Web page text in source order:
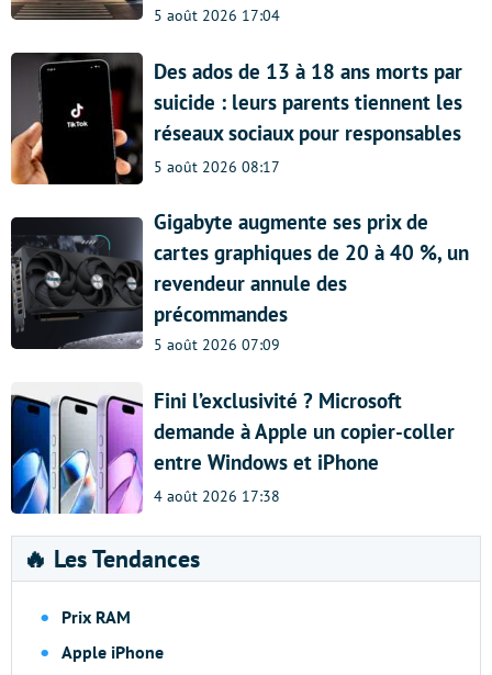
5 août 2026 17:04
Des ados de 13 à 18 ans morts par
suicide : leurs parents tiennent les
réseaux sociaux pour responsables
5 août 2026 08:17
Gigabyte augmente ses prix de
cartes graphiques de 20 à 40 %, un
revendeur annule des
précommandes
5 août 2026 07:09
Fini l’exclusivité ? Microsoft
demande à Apple un copier-coller
entre Windows et iPhone
4 août 2026 17:38
🔥 Les Tendances
Prix RAM
Apple iPhone